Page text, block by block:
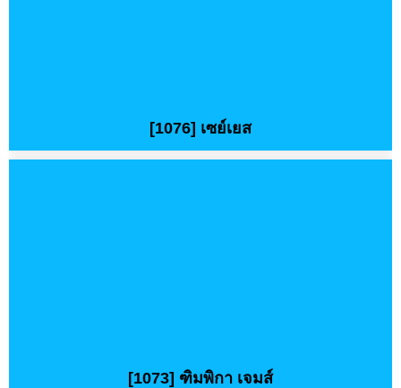
[1076] เซย์เยส
[1073] ฑิมพิกา เจมส์